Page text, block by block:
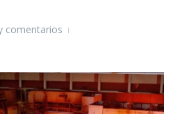
comentarios